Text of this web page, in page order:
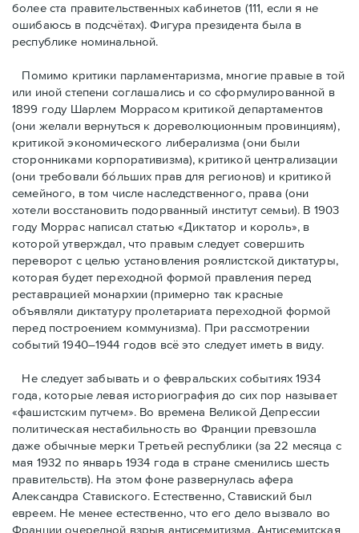
более ста правительственных кабинетов (111, если я не
ошибаюсь в подсчётах). Фигура президента была в
республике номинальной.
Помимо критики парламентаризма, многие правые в той
или иной степени соглашались и со сформулированной в
1899 году Шарлем Моррасом критикой департаментов
(они желали вернуться к дореволюционным провинциям),
критикой экономического либерализма (они были
сторонниками корпоративизма), критикой централизации
(они требовали бóльших прав для регионов) и критикой
семейного, в том числе наследственного, права (они
хотели восстановить подорванный институт семьи). В 1903
году Моррас написал статью «Диктатор и король», в
которой утверждал, что правым следует совершить
переворот с целью установления роялистской диктатуры,
которая будет переходной формой правления перед
реставрацией монархии (примерно так красные
объявляли диктатуру пролетариата переходной формой
перед построением коммунизма). При рассмотрении
событий 1940–1944 годов всё это следует иметь в виду.
Не следует забывать и о февральских событиях 1934
года, которые левая историография до сих пор называет
«фашистским путчем». Во времена Великой Депрессии
политическая нестабильность во Франции превзошла
даже обычные мерки Третьей республики (за 22 месяца с
мая 1932 по январь 1934 года в стране сменились шесть
правительств). На этом фоне развернулась афера
Александра Ставиского. Естественно, Ставиский был
евреем. Не менее естественно, что его дело вызвало во
Франции очередной взрыв антисемитизма. Антисемитская